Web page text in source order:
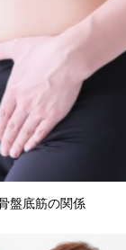
盤底筋の関係